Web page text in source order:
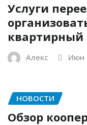
Услуги
квартирный
Алекс Июн
НОВОСТИ
Обзор